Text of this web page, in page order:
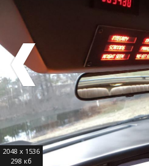
2048 x 1536
298 кб